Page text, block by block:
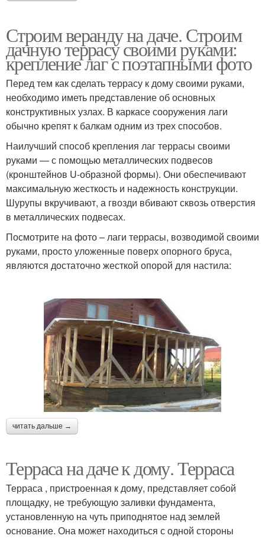
Строим веранду на даче. Строим
дачную террасу своими руками:
крепление лаг с поэтапными фото
Перед тем как сделать террасу к дому своими руками,
необходимо иметь представление об основных
конструктивных узлах. В каркасе сооружения лаги
обычно крепят к балкам одним из трех способов.
Наилучший способ крепления лаг террасы своими
руками — с помощью металлических подвесов
(кронштейнов U-образной формы). Они обеспечивают
максимальную жесткость и надежность конструкции.
Шурупы вкручивают, а гвозди вбивают сквозь отверстия
в металлических подвесах.
Посмотрите на фото – лаги террасы, возводимой своими
руками, просто уложенные поверх опорного бруса,
являются достаточно жесткой опорой для настила:
читать дальше →
Терраса на даче к дому. Терраса
Терраса , пристроенная к дому, представляет собой
площадку, не требующую заливки фундамента,
установленную на чуть приподнятое над землей
основание. Она может находиться с одной стороны